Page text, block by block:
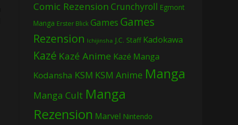
Comic Rezension Crunchyroll Egmont
Manga Erster Blick Games Games
Rezension Ichijinsha J.C. Staff Kadokawa
Kazé Kazé Anime Kazé Manga
Kodansha KSM KSM Anime Manga
Manga Cult Manga
Rezension Marvel Nintendo